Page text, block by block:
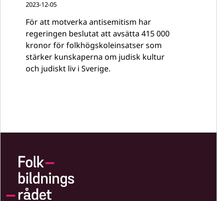
2023-12-05
För att motverka antisemitism har
regeringen beslutat att avsätta 415 000
kronor för folkhögskoleinsatser som
stärker kunskaperna om judisk kultur
och judiskt liv i Sverige.